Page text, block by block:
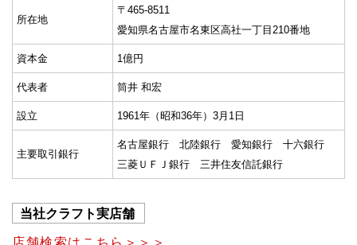
所在地
〒465-8511
愛知県名古屋市名東区高社一丁目210番地
資本金 1億円
代表者 筒井 和宏
設立 1961年（昭和36年）3月1日
主要取引銀行
名古屋銀行 北陸銀行 愛知銀行 十六銀行
三菱ＵＦＪ銀行 三井住友信託銀行
当社クラフト実店舗
店舗検索はこちら＞＞＞